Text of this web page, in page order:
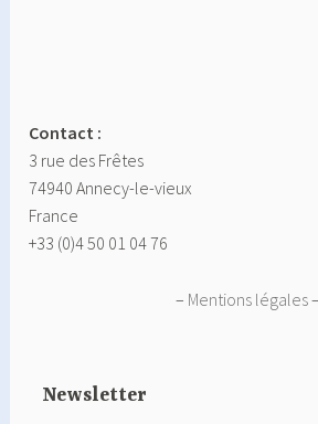
Contact :
3 rue des Frêtes
74940 Annecy-le-vieux
France
+33 (0)4 50 01 04 76
– Mentions légales–
Newsletter